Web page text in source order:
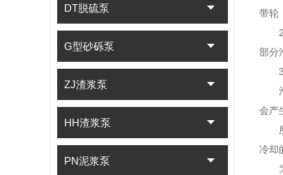
DT脱硫泵
G型砂砾泵
ZJ渣浆泵
HH渣浆泵
PN泥浆泵
带轮
2、
部分
3、
泡
会产
所
冷却
为